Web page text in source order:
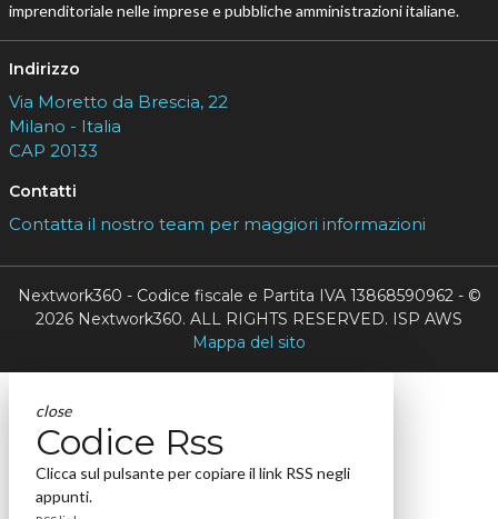
imprenditoriale nelle imprese e pubbliche amministrazioni italiane.
Indirizzo
Via Moretto da Brescia, 22
Milano - Italia
CAP 20133
Contatti
Contatta il nostro team per maggiori informazioni
Nextwork360 - Codice fiscale e Partita IVA 13868590962 - ©
2026 Nextwork360. ALL RIGHTS RESERVED. ISP AWS
Mappa del sito
close
Codice Rss
Clicca sul pulsante per copiare il link RSS negli
appunti.